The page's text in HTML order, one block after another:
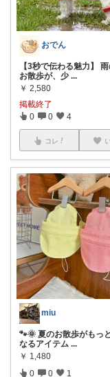
おでん
【3秒で伝わる魅力】
お散歩が、少 ...
￥ 2,580
掲載終了
0 0 4
コレ
miu
🐾🌞 夏のお散歩がもっ
なるアイテム ...
￥ 1,480
0 0 1